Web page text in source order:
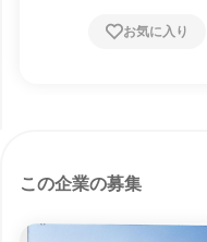
お気に入り
この企業の募集